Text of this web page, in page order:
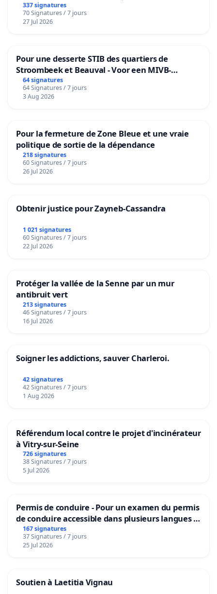
granum basé sur la teneur en protéines
337 signatures
70 Signatures / 7 jours
27 Jul 2026
Pour une desserte STIB des quartiers de
Stroombeek et Beauval - Voor een MIVB-
bediening van de wijken Strombeek en Het
Voor
64 signatures
64 Signatures / 7 jours
3 Aug 2026
Pour la fermeture de Zone Bleue et une vraie
politique de sortie de la dépendance
218 signatures
60 Signatures / 7 jours
26 Jul 2026
Obtenir justice pour Zayneb-Cassandra
1 021 signatures
60 Signatures / 7 jours
22 Jul 2026
Protéger la vallée de la Senne par un mur
antibruit vert
213 signatures
46 Signatures / 7 jours
16 Jul 2026
Soigner les addictions, sauver Charleroi.
42 signatures
42 Signatures / 7 jours
1 Aug 2026
Référendum local contre le projet d'incinérateur
à Vitry-sur-Seine
726 signatures
38 Signatures / 7 jours
5 Jul 2026
Permis de conduire - Pour un examen du permis
de conduire accessible dans plusieurs langues à
Bruxelles
167 signatures
37 Signatures / 7 jours
25 Jul 2026
Soutien à Laetitia Vignau